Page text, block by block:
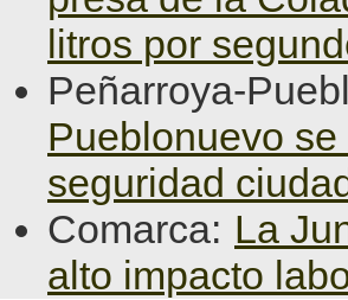
litros por
Peñarroya-
Pueblonuevo
seguridad
Comarca: La
alto impacto